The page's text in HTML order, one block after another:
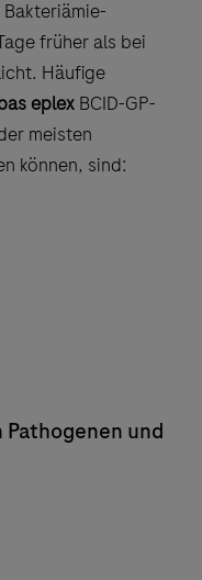
früher als bei
Häufige
eplex BCID-GP-
meisten
können, sind:
und